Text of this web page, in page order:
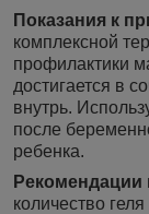
Показания к
комплексной
профилактики
достигается в
внутрь.
после
ребенка.
количество